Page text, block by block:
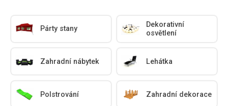
Párty stany
Dekorativní
osvětlení
Zahradní nábytek Lehátka
Polstrování Zahradní dekorace